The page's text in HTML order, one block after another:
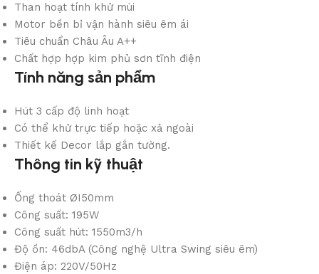
Than hoạt tính khử mùi
Motor bền bỉ vận hành siêu êm ái
Tiêu chuẩn Châu Âu A++
Chất hợp hợp kim phủ sơn tĩnh điện
Tính năng sản phẩm
Hút 3 cấp độ linh hoạt
Có thể khử trực tiếp hoặc xả ngoài
Thiết kế Decor lắp gắn tường.
Thông tin kỹ thuật
Ống thoát ØI50mm
Công suất: 195W
Công suất hút: 1550m3/h
Độ ồn: 46dbA (Công nghệ Ultra Swing siêu êm)
Điện áp: 220V/50Hz